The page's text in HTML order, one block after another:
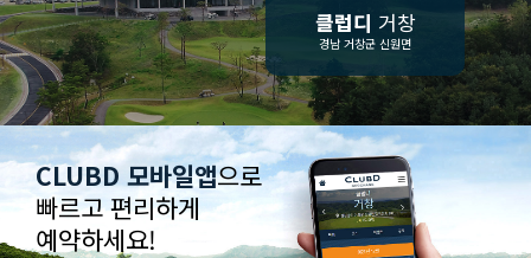
클럽디 거창
경남 거창군 신원면
CLUBD 모바일앱으로
빠르고 편리하게
예약하세요!